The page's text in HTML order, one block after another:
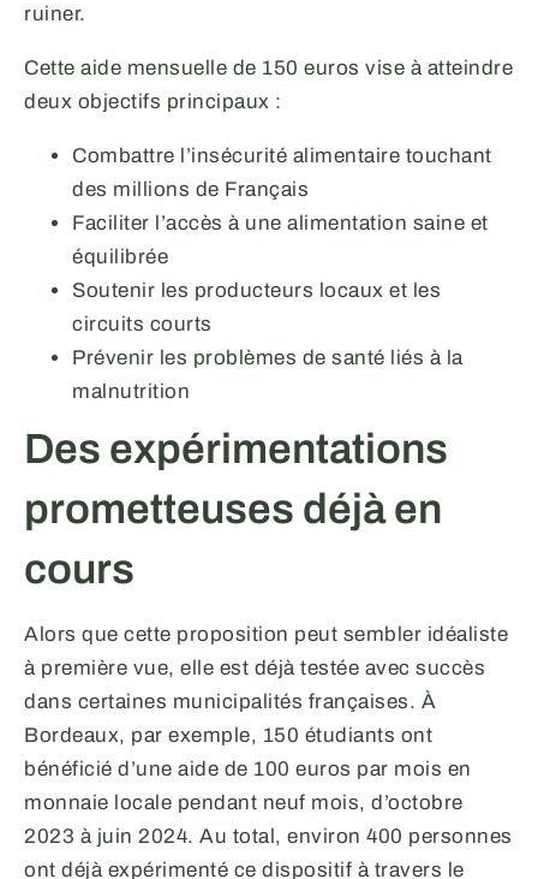
ruiner.
Cette aide mensuelle de 150 euros vise à atteindre
deux objectifs principaux :
Combattre l’insécurité alimentaire touchant
des millions de Français
Faciliter l’accès à une alimentation saine et
équilibrée
Soutenir les producteurs locaux et les
circuits courts
Prévenir les problèmes de santé liés à la
malnutrition
Des expérimentations
prometteuses déjà en
cours
Alors que cette proposition peut sembler idéaliste
à première vue, elle est déjà testée avec succès
dans certaines municipalités françaises. À
Bordeaux, par exemple, 150 étudiants ont
bénéficié d’une aide de 100 euros par mois en
monnaie locale pendant neuf mois, d’octobre
2023 à juin 2024. Au total, environ 400 personnes
ont déjà expérimenté ce dispositif à travers le